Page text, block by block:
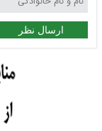
ارسال نظر